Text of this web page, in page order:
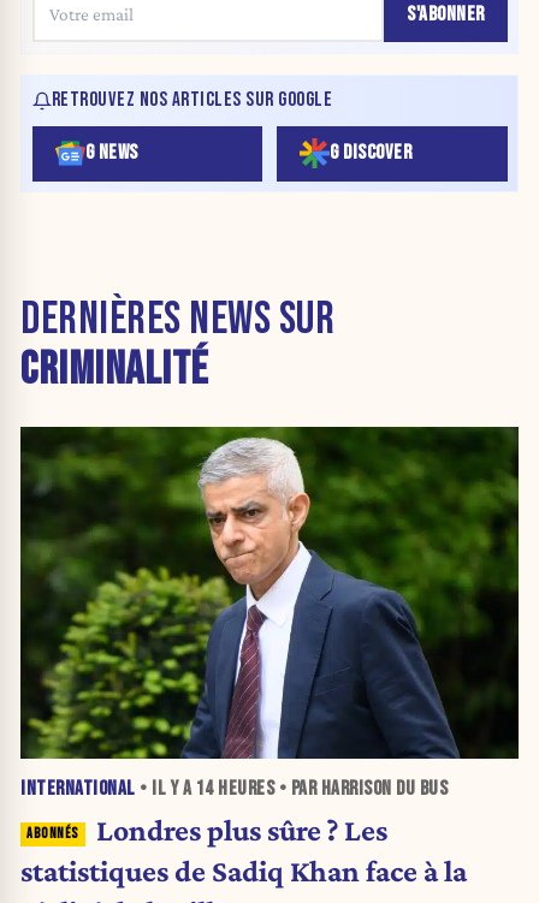
S'ABONNER
RETROUVEZ NOS ARTICLES SUR GOOGLE
G NEWS G DISCOVER
DERNIÈRES NEWS SUR
CRIMINALITÉ
INTERNATIONAL • IL Y A 14 HEURES• PAR HARRISON DU BUS
Londres plus sûre ? Les
statistiques de Sadiq Khan face à la